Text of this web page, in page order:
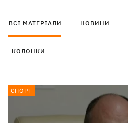
ВСІ МАТЕРІАЛИ НОВИНИ
КОЛОНКИ
СПОРТ